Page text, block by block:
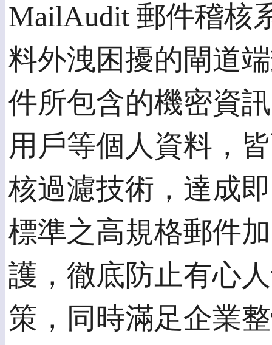
MailAudit 郵件稽核
料外洩困擾的閘道
件所包含的機密資
用戶等個人資料，
核過濾技術，達成
標準之高規格郵件
護，徹底防止有心
策，同時滿足企業